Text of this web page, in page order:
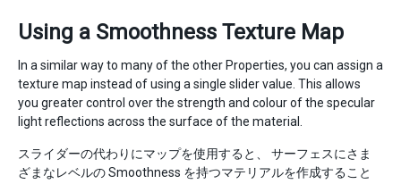
Using a Smoothness Texture Map
In a similar way to many of the other Properties, you can assign a
texture map instead of using a single slider value. This allows
you greater control over the strength and colour of the specular
light reflections across the surface of the material.
スライダーの代わりにマップを使用すると、 サーフェスにさま
ざまなレベルの Smoothness を持つマテリアルを作成すること